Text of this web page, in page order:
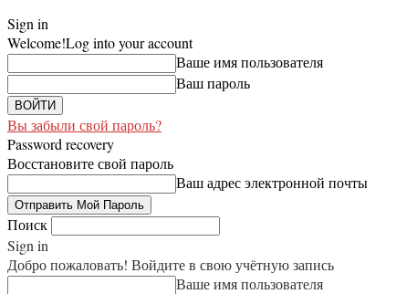
Sign in
Welcome!Log into your account
Ваше имя пользователя
Ваш пароль
Вы забыли свой пароль?
Password recovery
Восстановите свой пароль
Ваш адрес электронной почты
Поиск
Sign in
Добро пожаловать! Войдите в свою учётную запись
Ваше имя пользователя